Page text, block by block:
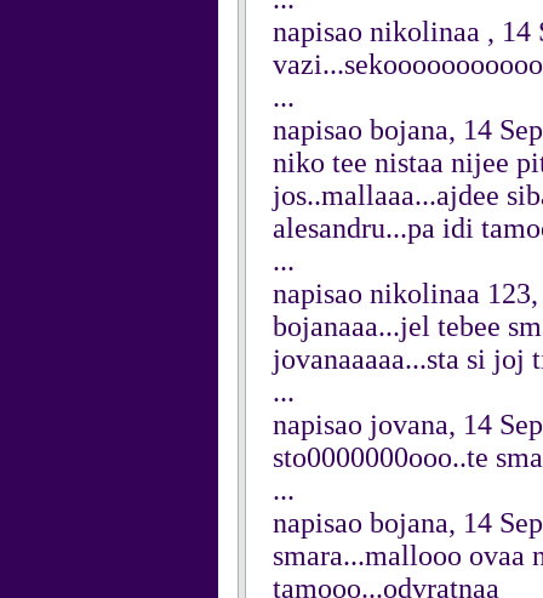
napisao nikolinaa , 14
...
napisao bojana, 14
niko tee nistaa nijee
jos..mallaaa...ajdee
alesandru...pa idi
...
napisao nikolinaa
bojanaaa...jel tebee
jovanaaaaa...sta si joj
...
napisao jovana, 14
sto0000000ooo..te
...
napisao bojana, 14
smara...mallooo ovaa
tamooo...odvratnaa